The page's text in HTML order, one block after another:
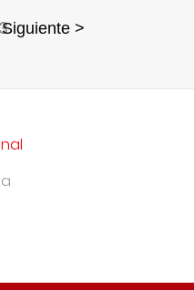
3Siguiente >